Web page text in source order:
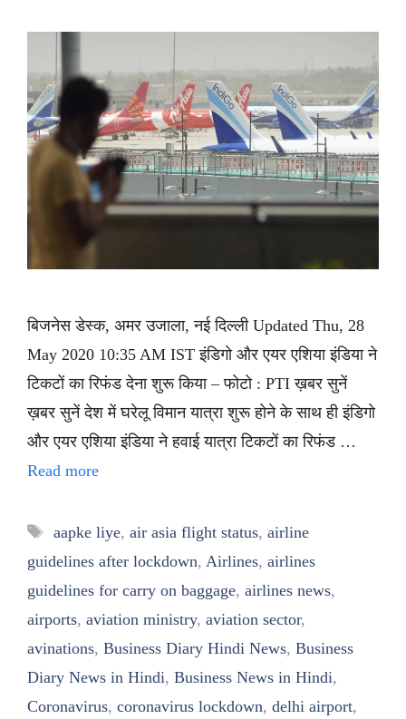
बिजनेस डेस्क, अमर उजाला, नई दिल्ली Updated Thu, 28
May 2020 10:35 AM IST इंडिगो और एयर एशिया इंडिया ने
टिकटों का रिफंड देना शुरू किया – फोटो : PTI ख़बर सुनें
ख़बर सुनें देश में घरेलू विमान यात्रा शुरू होने के साथ ही इंडिगो
और एयर एशिया इंडिया ने हवाई यात्रा टिकटों का रिफंड …
Read more
Tags
aapke liye, air asia flight status, airline
guidelines after lockdown, Airlines, airlines
guidelines for carry on baggage, airlines news,
airports, aviation ministry, aviation sector,
avinations, Business Diary Hindi News, Business
Diary News in Hindi, Business News in Hindi,
Coronavirus, coronavirus lockdown, delhi airport,